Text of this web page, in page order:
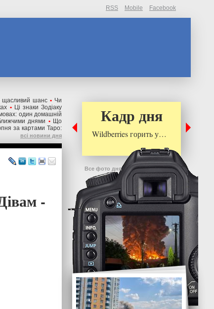
RSS Mobile Facebook
щасливий шанс • Чи
• Ці знаки Зодіаку
один домашній
днями • Що
за картами Таро:
всі новини дня
-
Кадр дня
Wildberries горить у…
Все фото дня